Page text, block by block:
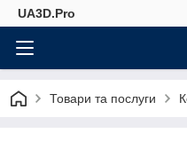
UA3D.Pro
Товари та послуги